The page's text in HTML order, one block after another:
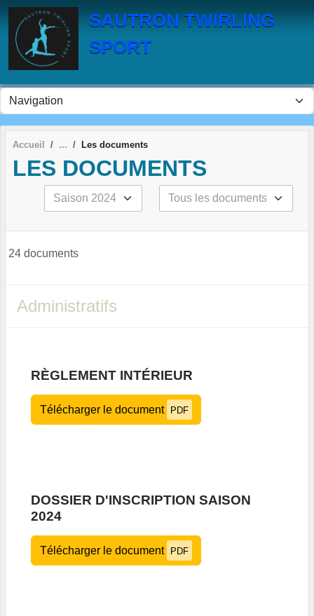
SAUTRON TWIRLING
SPORT
Accueil Les documents
LES DOCUMENTS
24 documents
Administratifs
RÈGLEMENT INTÉRIEUR
Télécharger le document PDF
DOSSIER D'INSCRIPTION SAISON
2024
Télécharger le document PDF
Panneau de gestion des cookies